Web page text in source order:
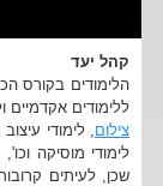
קהל יעד
הלימודים בקורס
ללימודים
צילום , לימודי
לימודי מוסיקה
שכן, לעיתים